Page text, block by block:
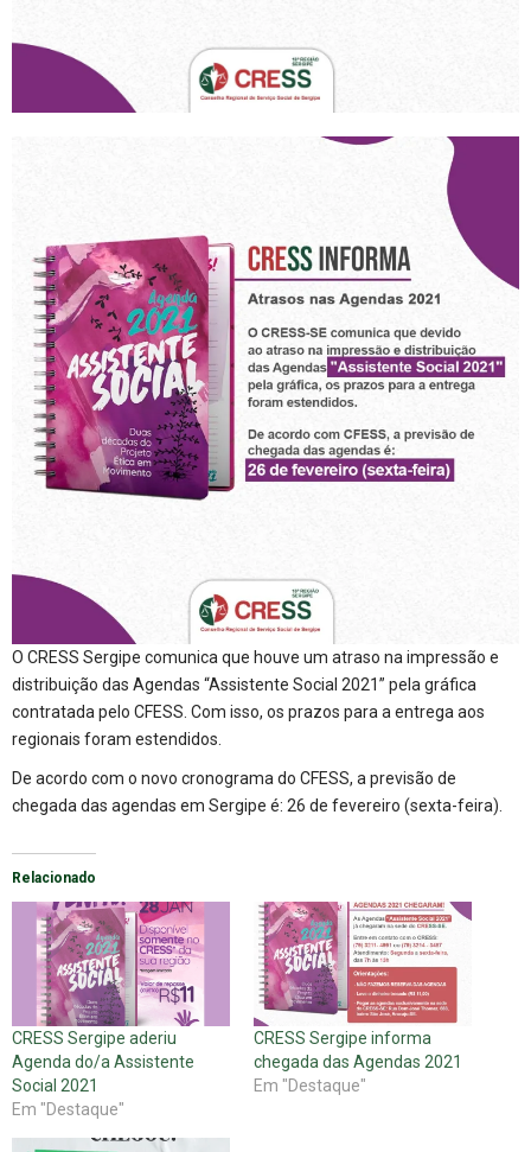
O CRESS Sergipe comunica que houve um atraso na impressão e
distribuição das Agendas “Assistente Social 2021” pela gráfica
contratada pelo CFESS. Com isso, os prazos para a entrega aos
regionais foram estendidos.
De acordo com o novo cronograma do CFESS, a previsão de
chegada das agendas em Sergipe é: 26 de fevereiro (sexta-feira).
Relacionado
CRESS Sergipe aderiu
Agenda do/a Assistente
Social 2021
Em "Destaque"
CRESS Sergipe informa
chegada das Agendas 2021
Em "Destaque"